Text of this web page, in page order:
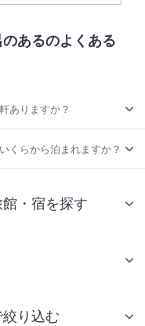
あるのよくある
ありますか？
くらから泊まれますか？
・宿を探す
り込む